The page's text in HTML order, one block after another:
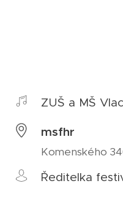
ZUŠ a MŠ
msfhr
Komenského
Ředitelka